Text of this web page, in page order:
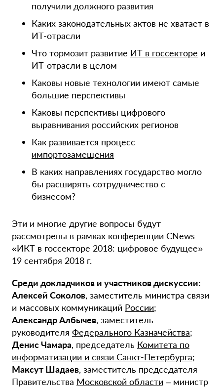
получили должного развития
Каких законодательных актов не хватает в
ИТ-отрасли
Что тормозит развитие ИТ в госсекторе и
ИТ-отрасли в целом
Каковы новые технологии имеют самые
большие перспективы
Каковы перспективы цифрового
выравнивания российских регионов
Как развивается процесс
импортозамещения
В каких направлениях государство могло
бы расширять сотрудничество с
бизнесом?
Эти и многие другие вопросы будут
рассмотрены в рамках конференции CNews
«ИКТ в госсекторе 2018: цифровое будущее»
19 сентября 2018 г.
Среди докладчиков и участников дискуссии:
Алексей Соколов, заместитель министра связи
и массовых коммуникаций России;
Александр Албычев, заместитель
руководителя Федерального Казначейства;
Денис Чамара, председатель Комитета по
информатизации и связи Санкт-Петербурга;
Максут Шадаев, заместитель председателя
Правительства Московской области – министр